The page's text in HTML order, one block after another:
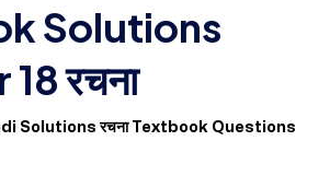
Solutions
रचना
Solutions रचना Textbook Questions